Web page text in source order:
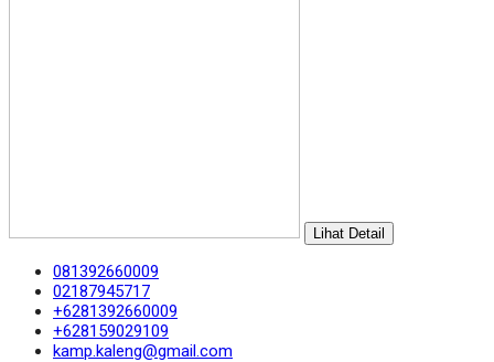
Lihat Detail
081392660009
02187945717
+6281392660009
+628159029109
kamp.kaleng@gmail.com